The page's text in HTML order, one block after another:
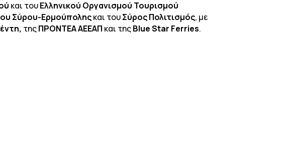
και τουΕλληνικού Οργανισμού Τουρισμού
Σύρου-Ερμούποληςκαι τουΣύρος Πολιτισμός, με
τηςΠΡΟΝΤΕΑ ΑΕΕΑΠ και τηςBlue Star Ferries.